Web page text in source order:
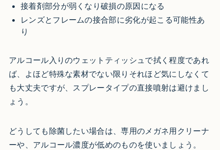
接着剤部分が弱くなり破損の原因になる
レンズとフレームの接合部に劣化が起こる可能性あ
り
アルコール入りのウェットティッシュで拭く程度であれ
ば、よほど特殊な素材でない限りそれほど気にしなくて
も大丈夫ですが、スプレータイプの直接噴射は避けまし
ょう。
どうしても除菌したい場合は、専用のメガネ用クリーナ
ーや、アルコール濃度が低めのものを使いましょう。